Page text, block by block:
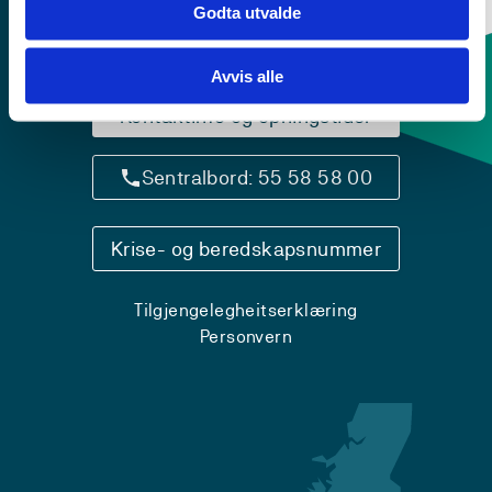
Godta utvalde
Avvis alle
Kontaktinfo og opningstider
Sentralbord: 55 58 58 00
Krise- og beredskapsnummer
Tilgjengelegheitserklæring
Personvern